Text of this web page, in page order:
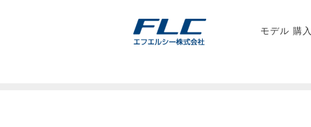
モデル 購